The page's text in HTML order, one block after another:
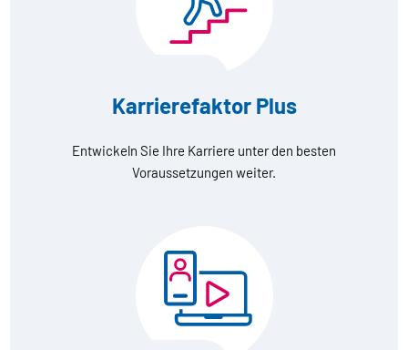
Karrierefaktor Plus
Entwickeln Sie Ihre Karriere unter den besten
Voraussetzungen weiter.